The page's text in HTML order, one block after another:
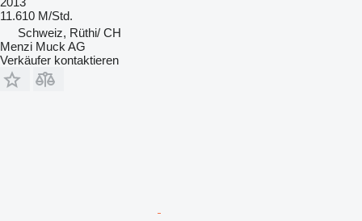
11.610 M/Std.
Schweiz, Rüthi/ CH
Menzi Muck AG
Verkäufer kontaktieren